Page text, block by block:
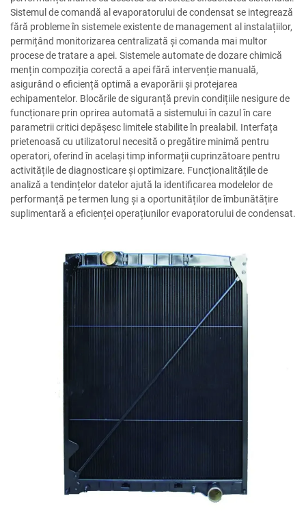
Sistemul de comandă al evaporatorului de condensat se integrează
fără probleme în sistemele existente de management al instalațiilor,
permițând monitorizarea centralizată și comanda mai multor
procese de tratare a apei. Sistemele automate de dozare chimică
mențin compoziția corectă a apei fără intervenție manuală,
asigurând o eficiență optimă a evaporării și protejarea
echipamentelor. Blocările de siguranță previn condițiile nesigure de
funcționare prin oprirea automată a sistemului în cazul în care
parametrii critici depășesc limitele stabilite în prealabil. Interfața
prietenoasă cu utilizatorul necesită o pregătire minimă pentru
operatori, oferind în același timp informații cuprinzătoare pentru
activitățile de diagnosticare și optimizare. Funcționalitățile de
analiză a tendințelor datelor ajută la identificarea modelelor de
performanță pe termen lung și a oportunităților de îmbunătățire
suplimentară a eficienței operațiunilor evaporatorului de condensat.